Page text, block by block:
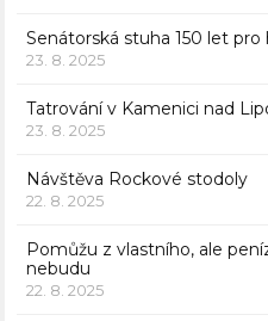
Senátorská stuha 150 let
23. 8. 2025
Tatrování v Kamenici nad
23. 8. 2025
Návštěva Rockové stodoly
22. 8. 2025
Pomůžu z vlastního, ale
nebudu
22. 8. 2025